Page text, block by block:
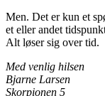
Men. Det er kun et
et eller andet
Alt løser sig over tid.
Med venlig hilsen
Bjarne Larsen
Skorpionen 5